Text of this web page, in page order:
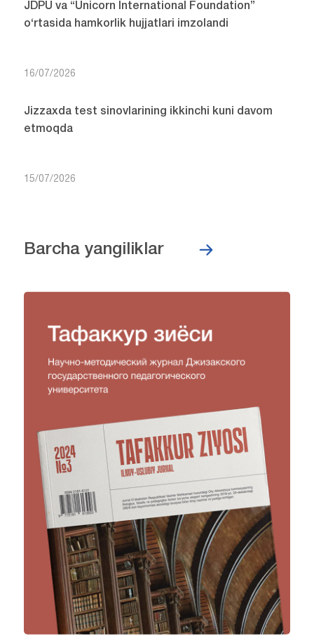
JDPU va “Unicorn International Foundation”
o‘rtasida hamkorlik hujjatlari imzolandi
16/07/2026
Jizzaxda test sinovlarining ikkinchi kuni davom
etmoqda
15/07/2026
Barcha yangiliklar